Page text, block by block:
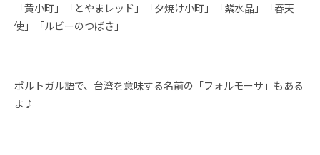
「黄小町」「とやまレッド」「夕焼け小町」「紫水晶」「春天
使」「ルビーのつばさ」
ポルトガル語で、台湾を意味する名前の「フォルモーサ」もある
よ♪